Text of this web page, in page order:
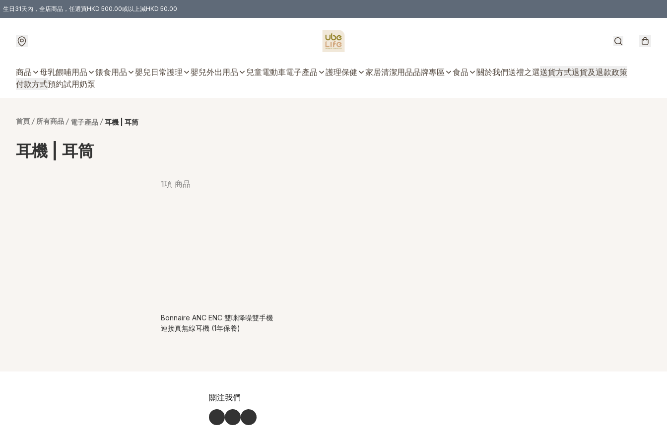
生日31天內，全店商品，任選買HKD 500.00或以上減HKD 50.00
商品 母乳餵哺用品 餵食用品 嬰兒日常護理 嬰兒外出用品 兒童電動車電子產品 護理保健 家居清潔用品品牌專區 食品 關於我們送禮之選送貨方式退貨及退款政策
付款方式預約試用奶泵
首頁 / 所有商品 / 電子產品 / 耳機 | 耳筒
耳機 | 耳筒
1項 商品
Bonnaire ANC ENC 雙咪降噪雙手機
連接真無線耳機 (1年保養)
關注我們